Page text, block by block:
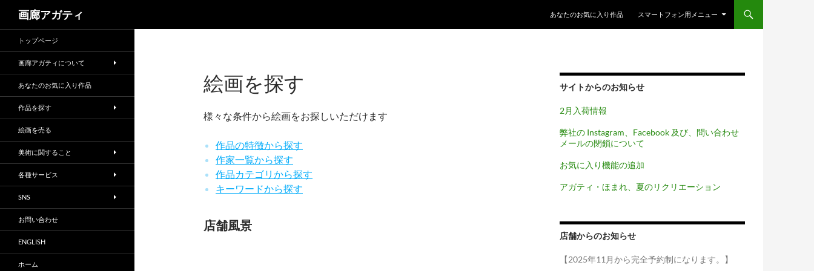
画廊アガティ
あなたのお気に入り作品
スマートフォン用メニュー
絵画を探す
様々な条件から絵画をお探しいただけます
作品の特徴から探す
作家一覧から探す
作品カテゴリから探す
キーワードから探す
店舗風景
橘川裕輔（実店舗の展示会にて）
サイトからのお知らせ
2月入荷情報
弊社の Instagram、Facebook 及び、問い合わせ
メールの閉鎖について
お気に入り機能の追加
アガティ・ほまれ、夏のリクリエーション
店舗からのお知らせ
【2025年11月から完全予約制になります。】
トップページ
画廊アガティについて
あなたのお気に入り作品
作品を探す
絵画を売る
美術に関すること
各種サービス
SNS
お問い合わせ
ENGLISH
ホーム